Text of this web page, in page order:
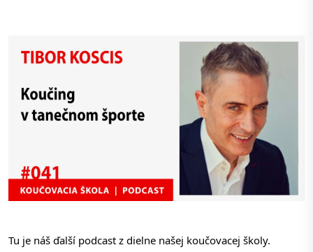
Tu je náš ďalší podcast z dielne našej koučovacej školy.